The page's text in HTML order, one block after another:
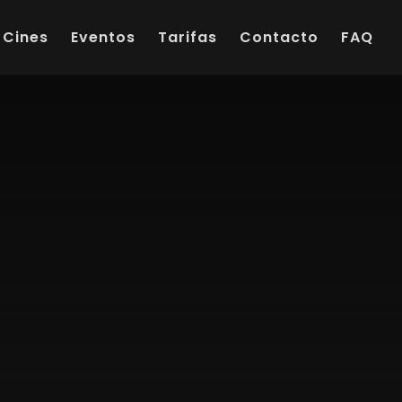
Cines Eventos Tarifas Contacto FAQ